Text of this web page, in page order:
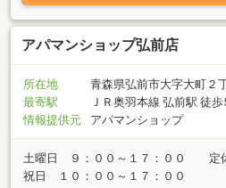
アパマンショップ弘前店
所在地
青森県弘前市大字大町２
最寄駅
ＪＲ奥羽本線 弘前駅 徒歩
情報提供元
アパマンショップ
土曜日 ９：００～１７：００ 定
祝日 １０：００～１７：００